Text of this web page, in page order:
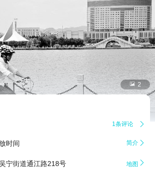
 2
1条评论 
时间 简介 
宁街道通江路218号 地图 